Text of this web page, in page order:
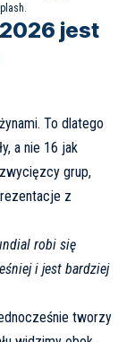
2026 jest
To dlatego
a nie 16 jak
grup,
z
robi się
i jest bardziej
tworzy